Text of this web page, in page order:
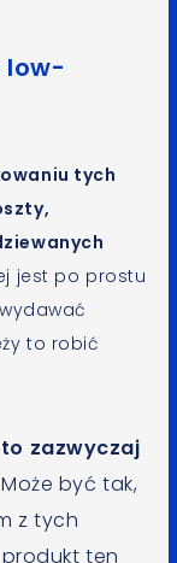
low-
tych
jest po prostu
to robić
zazwyczaj
Może być tak,
z tych
ten